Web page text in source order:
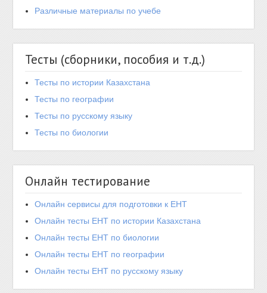
Различные материалы по учебе
Тесты (сборники, пособия и т.д.)
Тесты по истории Казахстана
Тесты по географии
Тесты по русскому языку
Тесты по биологии
Онлайн тестирование
Онлайн сервисы для подготовки к ЕНТ
Онлайн тесты ЕНТ по истории Казахстана
Онлайн тесты ЕНТ по биологии
Онлайн тесты ЕНТ по географии
Онлайн тесты ЕНТ по русскому языку